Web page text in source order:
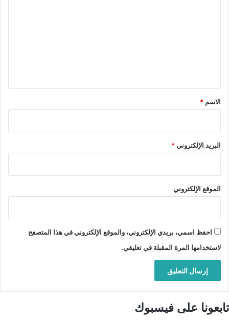
*
الاسم *
البريد الإلكتروني*
الموقع الإلكتروني
احفظ اسمي، بريدي الإلكتروني، والموقع الإلكتروني في هذا المتصفح
لاستخدامها المرة المقبلة في تعليقي.
تابعونا على فيسبوك